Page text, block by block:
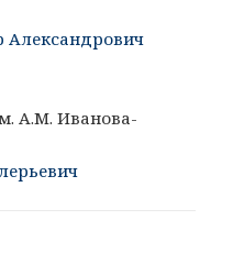
Александрович
А.М. Иванова-